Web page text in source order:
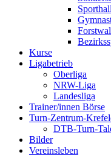
Kurse
Ligabetrieb
Oberliga
NRW-Liga
Landesliga
Trainer/innen Börse
Turn-Zentrum-
DTB-Turn-
Bilder
Vereinsleben